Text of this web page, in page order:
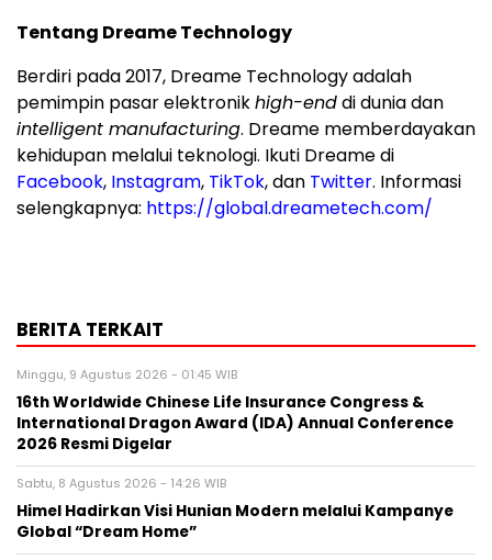
Tentang Dreame Technology
Berdiri pada 2017, Dreame Technology adalah
pemimpin pasar elektronikhigh-enddi dunia dan
intelligent manufacturing. Dreame memberdayakan
kehidupan melalui teknologi. Ikuti Dreame di
Facebook, Instagram, TikTok, dan Twitter. Informasi
selengkapnya: https://global.dreametech.com/
BERITA TERKAIT
Minggu, 9 Agustus 2026 - 01:45 WIB
16th Worldwide Chinese Life Insurance Congress &
International Dragon Award (IDA) Annual Conference
2026 Resmi Digelar
Sabtu, 8 Agustus 2026 - 14:26 WIB
Himel Hadirkan Visi Hunian Modern melalui Kampanye
Global “Dream Home”